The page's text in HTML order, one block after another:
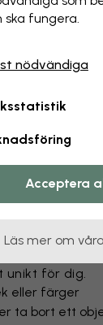
tapet
kan justera
för dig.
eller färger
ta bort ett
ska fungera.
nödvändiga
Acceptera
Läs mer om